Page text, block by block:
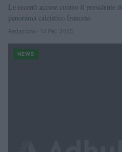
Le recenti accuse contro il presidente
panorama calcistico francese.
Redazione · 14 Feb 2025
NEWS